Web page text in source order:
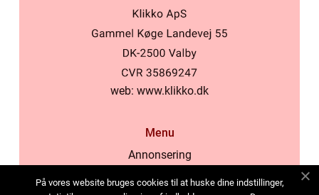
web: www.klikko.dk
Menu
Annonsering
På vores website bruges cookies til at huske dine indstillinger,